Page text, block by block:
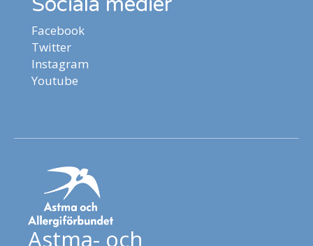
Facebook
Twitter
Instagram
Youtube
Astma- och